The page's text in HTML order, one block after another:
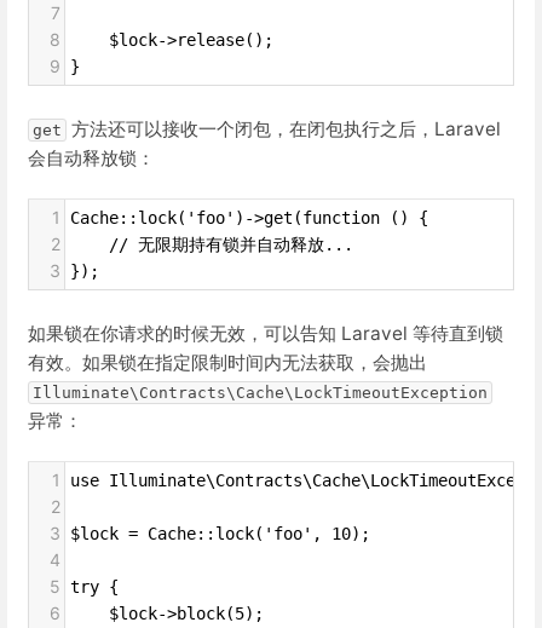
7
8
    $lock->release();
9 }
get 方法还可以接收一个闭包，在闭包执行之后，Laravel
会自动释放锁：
1 Cache::lock('foo')->get(function () {
2
    // 无限期持有锁并自动释放...
3 });
如果锁在你请求的时候无效，可以告知 Laravel 等待直到锁
有效。如果锁在指定限制时间内无法获取，会抛出
Illuminate\Contracts\Cache\LockTimeoutException
异常：
1 use
2
3
$lock = Cache::lock('foo', 10);
4
5 try {
6
    $lock->block(5);